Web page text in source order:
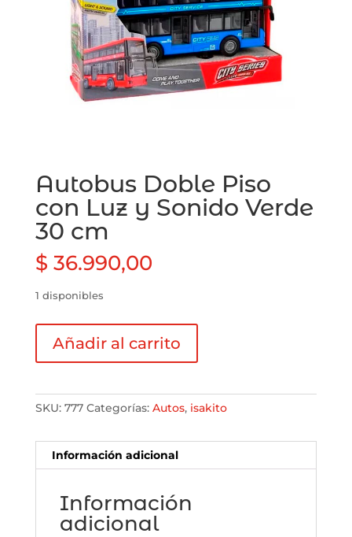
Autobus Doble Piso
con Luz y Sonido Verde
30 cm
$ 36.990,00
1 disponibles
Doble
Piso
Luz
Sonido
Verde
cantidad
Añadir al carrito
SKU: 777 Categorías: Autos, isakito
Información adicional
Información
adicional